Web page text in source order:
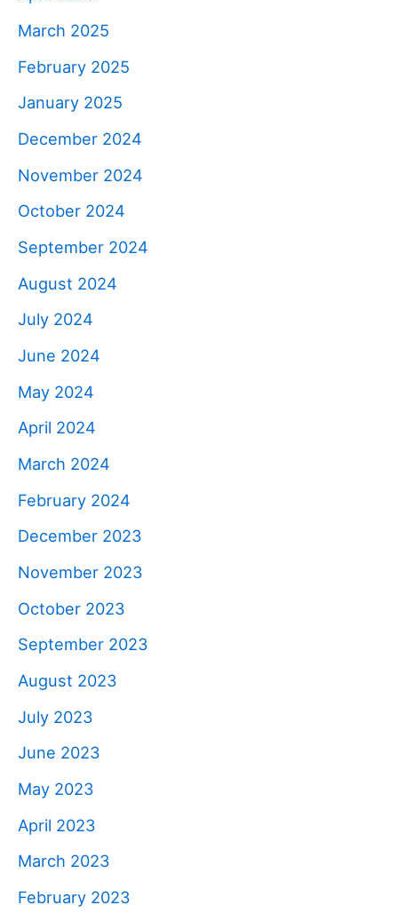
March 2025
February 2025
January 2025
December 2024
November 2024
October 2024
September 2024
August 2024
July 2024
June 2024
May 2024
April 2024
March 2024
February 2024
December 2023
November 2023
October 2023
September 2023
August 2023
July 2023
June 2023
May 2023
April 2023
March 2023
February 2023